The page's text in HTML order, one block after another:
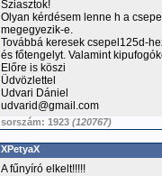
Sziasztok!
Olyan kérdésem lenne h a
megegyezik-e.
Továbbá keresek csepel125d-
és főtengelyt. Valamint
Előre is köszi
Üdvözlettel
Udvari Dániel
udvarid@gmail.com
sorszám: 1923 (120767)
XPetyaX
A fűnyíró elkelt!!!!!